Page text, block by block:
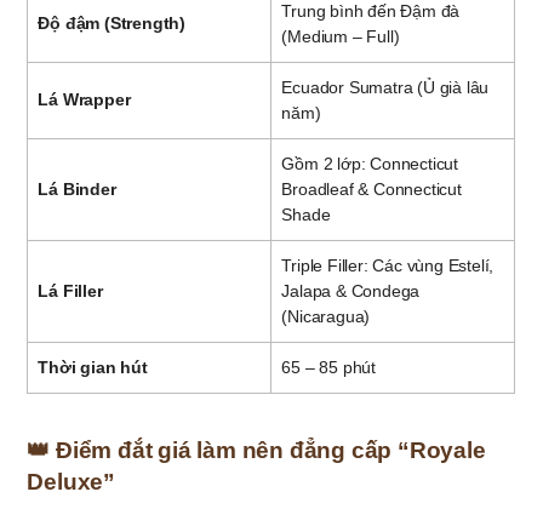
Độ đậm (Strength)
Trung bình đến Đậm đà
(Medium – Full)
Lá Wrapper
Ecuador Sumatra (Ủ già lâu
năm)
Lá Binder
Gồm 2 lớp: Connecticut
Broadleaf & Connecticut
Shade
Lá Filler
Triple Filler: Các vùng Estelí,
Jalapa & Condega
(Nicaragua)
Thời gian hút 65 – 85 phút
👑 Điểm đắt giá làm nên đẳng cấp “Royale
Deluxe”